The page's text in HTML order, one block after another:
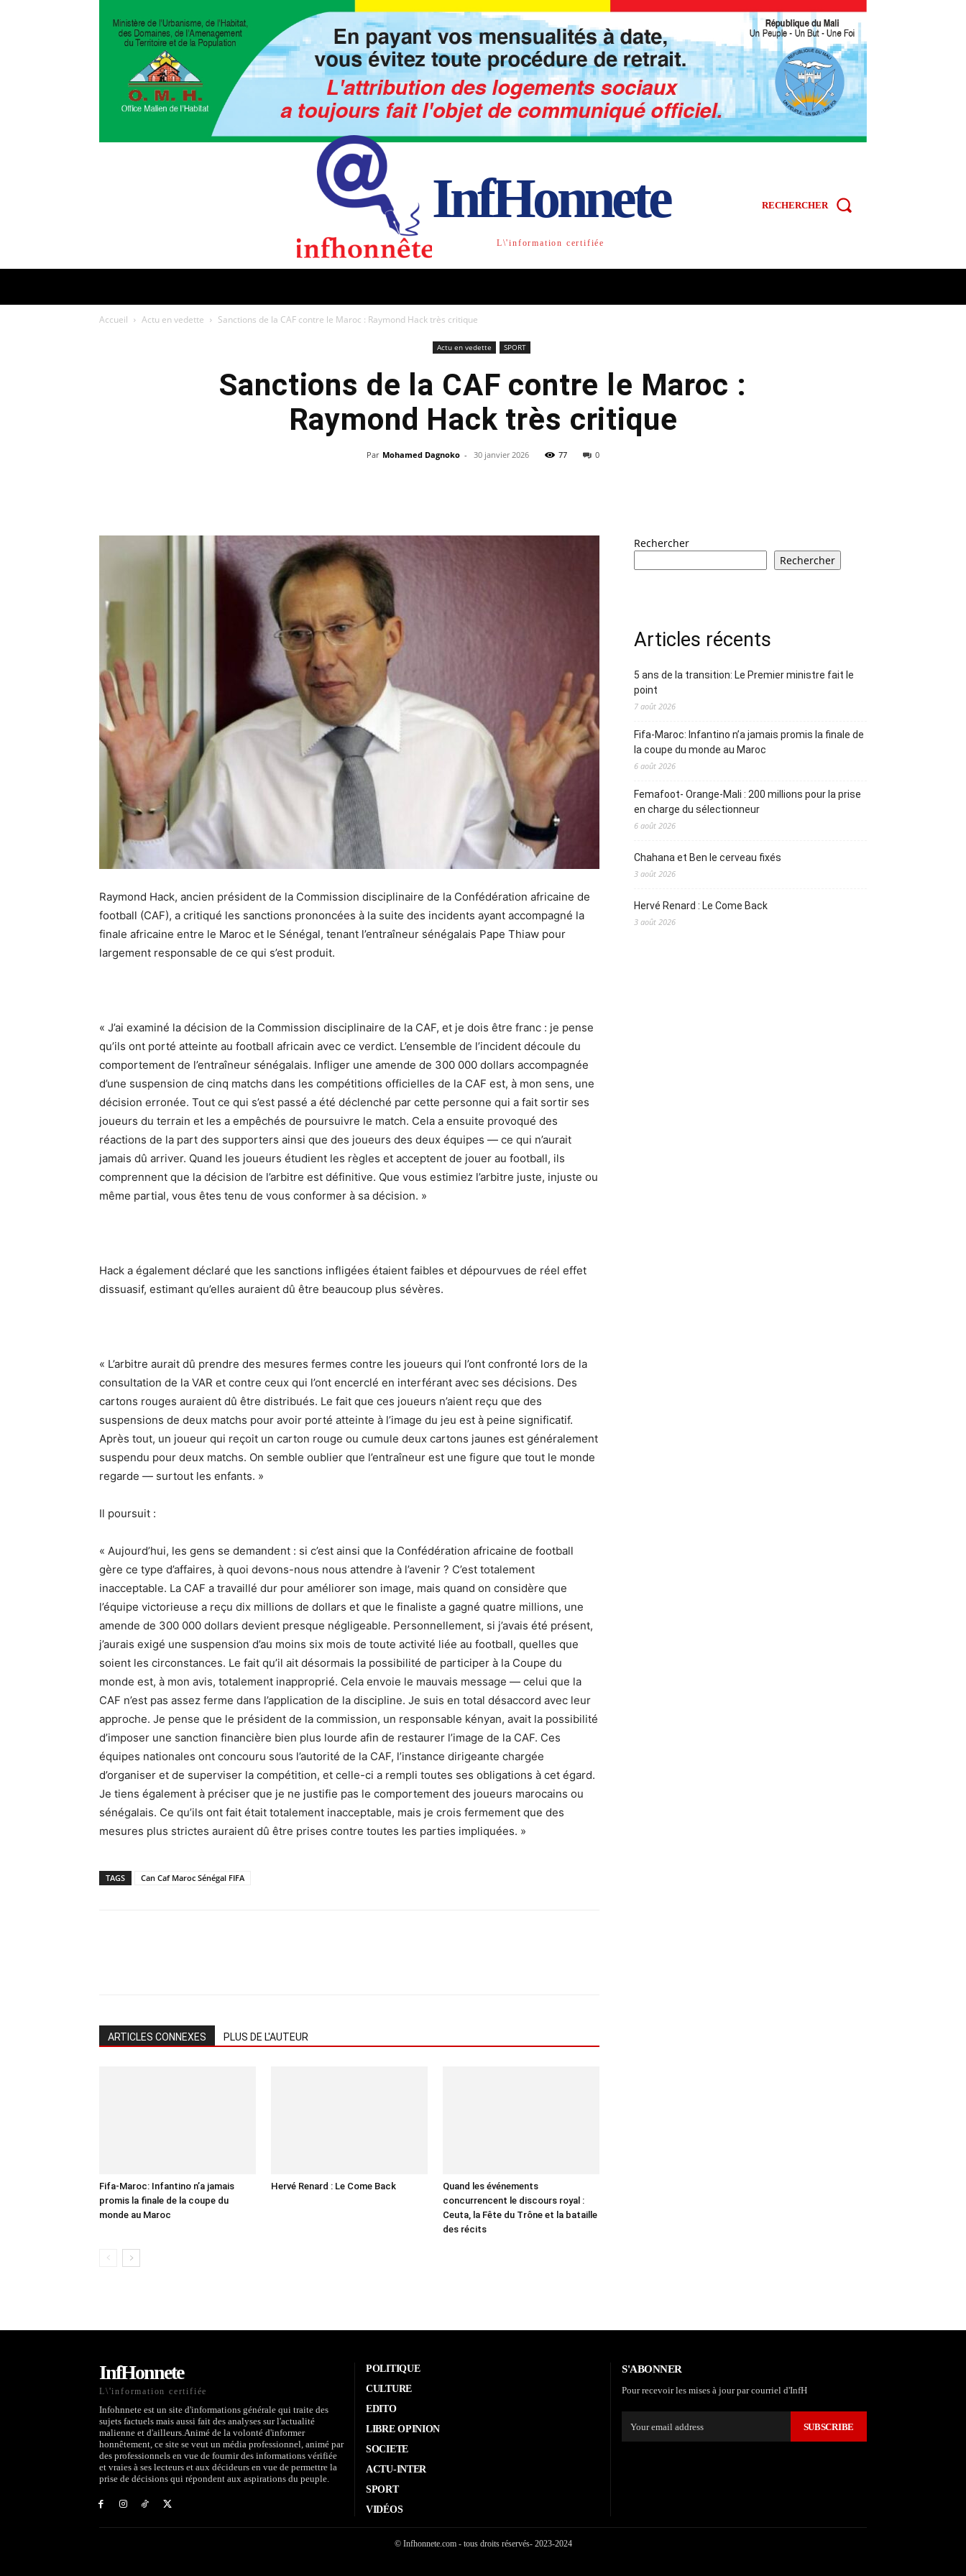
InfHonnete
L\'information certifiée
RECHERCHER
Accueil Actu en vedette Sanctions de la CAF contre le Maroc : Raymond Hack très critique
Actu en vedette SPORT
Sanctions de la CAF contre le Maroc :
Raymond Hack très critique
Par Mohamed Dagnoko - 30 janvier 2026 77 0
Raymond Hack, ancien président de la Commission disciplinaire de la Confédération africaine de
football (CAF), a critiqué les sanctions prononcées à la suite des incidents ayant accompagné la
finale africaine entre le Maroc et le Sénégal, tenant l’entraîneur sénégalais Pape Thiaw pour
largement responsable de ce qui s’est produit.
« J’ai examiné la décision de la Commission disciplinaire de la CAF, et je dois être franc : je pense
qu’ils ont porté atteinte au football africain avec ce verdict. L’ensemble de l’incident découle du
comportement de l’entraîneur sénégalais. Infliger une amende de 300 000 dollars accompagnée
d’une suspension de cinq matchs dans les compétitions officielles de la CAF est, à mon sens, une
décision erronée. Tout ce qui s’est passé a été déclenché par cette personne qui a fait sortir ses
joueurs du terrain et les a empêchés de poursuivre le match. Cela a ensuite provoqué des
réactions de la part des supporters ainsi que des joueurs des deux équipes — ce qui n’aurait
jamais dû arriver. Quand les joueurs étudient les règles et acceptent de jouer au football, ils
comprennent que la décision de l’arbitre est définitive. Que vous estimiez l’arbitre juste, injuste ou
même partial, vous êtes tenu de vous conformer à sa décision. »
Hack a également déclaré que les sanctions infligées étaient faibles et dépourvues de réel effet
dissuasif, estimant qu’elles auraient dû être beaucoup plus sévères.
« L’arbitre aurait dû prendre des mesures fermes contre les joueurs qui l’ont confronté lors de la
consultation de la VAR et contre ceux qui l’ont encerclé en interférant avec ses décisions. Des
cartons rouges auraient dû être distribués. Le fait que ces joueurs n’aient reçu que des
suspensions de deux matchs pour avoir porté atteinte à l’image du jeu est à peine significatif.
Après tout, un joueur qui reçoit un carton rouge ou cumule deux cartons jaunes est généralement
suspendu pour deux matchs. On semble oublier que l’entraîneur est une figure que tout le monde
regarde — surtout les enfants. »
Il poursuit :
« Aujourd’hui, les gens se demandent : si c’est ainsi que la Confédération africaine de football
gère ce type d’affaires, à quoi devons-nous nous attendre à l’avenir ? C’est totalement
inacceptable. La CAF a travaillé dur pour améliorer son image, mais quand on considère que
l’équipe victorieuse a reçu dix millions de dollars et que le finaliste a gagné quatre millions, une
amende de 300 000 dollars devient presque négligeable. Personnellement, si j’avais été présent,
j’aurais exigé une suspension d’au moins six mois de toute activité liée au football, quelles que
soient les circonstances. Le fait qu’il ait désormais la possibilité de participer à la Coupe du
monde est, à mon avis, totalement inapproprié. Cela envoie le mauvais message — celui que la
CAF n’est pas assez ferme dans l’application de la discipline. Je suis en total désaccord avec leur
approche. Je pense que le président de la commission, un responsable kényan, avait la possibilité
d’imposer une sanction financière bien plus lourde afin de restaurer l’image de la CAF. Ces
équipes nationales ont concouru sous l’autorité de la CAF, l’instance dirigeante chargée
d’organiser et de superviser la compétition, et celle-ci a rempli toutes ses obligations à cet égard.
Je tiens également à préciser que je ne justifie pas le comportement des joueurs marocains ou
sénégalais. Ce qu’ils ont fait était totalement inacceptable, mais je crois fermement que des
mesures plus strictes auraient dû être prises contre toutes les parties impliquées. »
TAGS Can Caf Maroc Sénégal FIFA
ARTICLES CONNEXES PLUS DE L'AUTEUR
Fifa-Maroc: Infantino n’a jamais
promis la finale de la coupe du
monde au Maroc
Hervé Renard : Le Come Back
Quand les événements
concurrencent le discours royal :
Ceuta, la Fête du Trône et la bataille
des récits
Rechercher
Rechercher
Articles récents
5 ans de la transition: Le Premier ministre fait le
point
7 août 2026
Fifa-Maroc: Infantino n’a jamais promis la finale de
la coupe du monde au Maroc
6 août 2026
Femafoot- Orange-Mali : 200 millions pour la prise
en charge du sélectionneur
6 août 2026
Chahana et Ben le cerveau fixés
3 août 2026
Hervé Renard : Le Come Back
3 août 2026
InfHonnete
L\'information certifiée
Infohnnete est un site d'informations générale qui traite des
sujets factuels mais aussi fait des analyses sur l'actualité
malienne et d'ailleurs.Animé de la volonté d'informer
honnêtement, ce site se veut un média professionnel, animé par
des professionnels en vue de fournir des informations vérifiée
et vraies à ses lecteurs et aux décideurs en vue de permettre la
prise de décisions qui répondent aux aspirations du peuple.
POLITIQUE
CULTURE
EDITO
LIBRE OPINION
SOCIETE
ACTU-INTER
SPORT
VIDÉOS
S'ABONNER
Pour recevoir les mises à jour par courriel d'InfH
SUBSCRIBE
© Infhonnete.com - tous droits réservés- 2023-2024